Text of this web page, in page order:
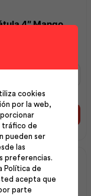
4″ Mango
Añadir al carrito
cookies
por la web,
tráfico de
pueden ser
las
preferencias.
Política de
acepta que
parte